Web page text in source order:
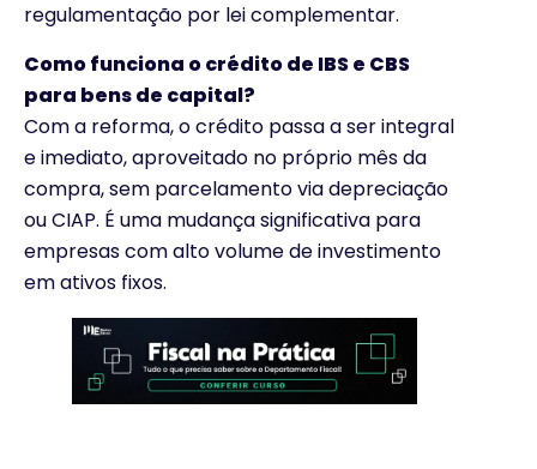
regulamentação por lei complementar.
Como funciona o crédito de IBS e CBS
para bens de capital?
Com a reforma, o crédito passa a ser integral
e imediato, aproveitado no próprio mês da
compra, sem parcelamento via depreciação
ou CIAP. É uma mudança significativa para
empresas com alto volume de investimento
em ativos fixos.